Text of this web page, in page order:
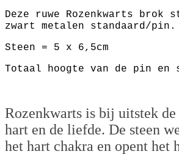
Deze ruwe Rozenkwarts brok
zwart metalen standaard/pin.
Steen = 5 x 6,5cm
Totaal hoogte van de pin en
Rozenkwarts is bij uitstek de
hart en de liefde. De steen
het hart chakra en opent het